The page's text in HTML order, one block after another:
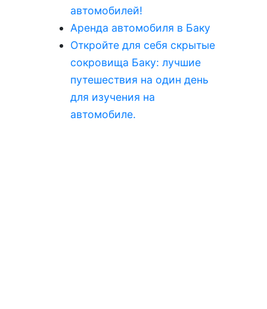
автомобилей!
Аренда автомобиля в Баку
Откройте для себя скрытые
сокровища Баку: лучшие
путешествия на один день
для изучения на
автомобиле.